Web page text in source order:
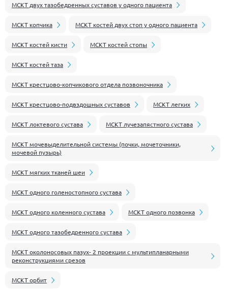
МСКТ двух тазобедренных суставов у одного пациента
МСКТ копчика МСКТ костей двух стоп у одного пациента
МСКТ костей кисти МСКТ костей стопы
МСКТ костей таза
МСКТ крестцово-копчикового отдела позвоночника
МСКТ крестцово-подвздошных суставов МСКТ легких
МСКТ локтевого сустава МСКТ лучезапястного сустава
МСКТ мочевыделительной системы (почки, мочеточники,
мочевой пузырь)
МСКТ мягких тканей шеи
МСКТ одного голеностопного сустава
МСКТ одного коленного сустава МСКТ одного позвонка
МСКТ одного тазобедренного сустава
МСКТ околоносовых пазух- 2 проекции с мультипланарными
реконструкциями срезов
МСКТ орбит